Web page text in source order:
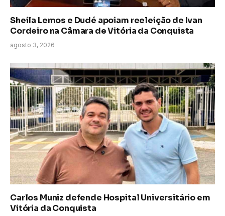
Sheila Lemos e Dudé apoiam reeleição de Ivan
Cordeiro na Câmara de Vitória da Conquista
agosto 3, 2026
Carlos Muniz defende Hospital Universitário em
Vitória da Conquista